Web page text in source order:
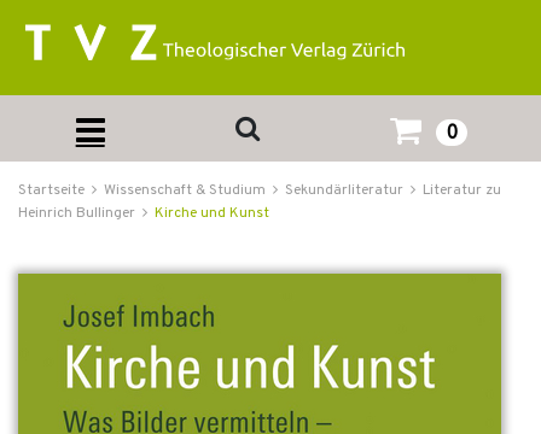
0
Startseite Wissenschaft & Studium Sekundärliteratur
Literatur zu
Heinrich Bullinger
Kirche und Kunst